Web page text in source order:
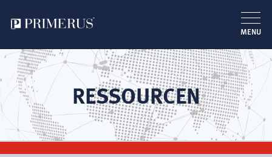
Direkt
zum
Inhalt
MENU
RESSOURCEN